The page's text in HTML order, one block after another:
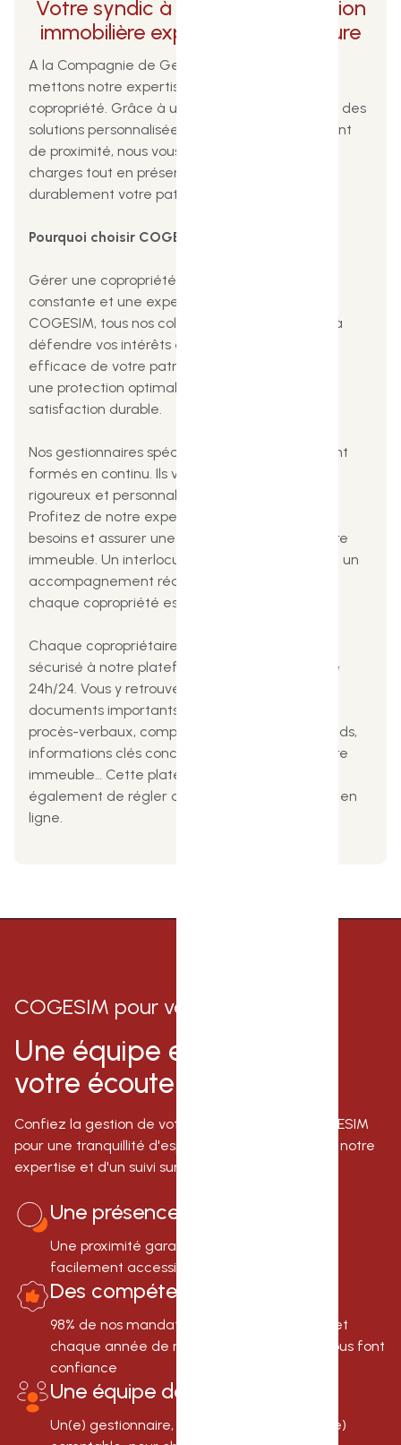
Votre syndic à Biarritz : une gestion
immobilière experte et sur-mesure
A la Compagnie de Gestion Immobilière, nous
mettons notre expertise au service de votre
copropriété. Grâce à une gestion transparente, des
solutions personnalisées et un accompagnement
de proximité, nous vous aidons à maîtriser vos
charges tout en préservant et valorisant
durablement votre patrimoine immobilier.
Pourquoi choisir COGESIM ?
Gérer une copropriété exige une attention
constante et une expertise pointue. Chez
COGESIM, tous nos collaborateurs s'engagent à
défendre vos intérêts et à assurer une gestion
efficace de votre patrimoine,
une protection optimale de vos droits et une
satisfaction durable.
Nos gestionnaires spécialisés en copropriété sont
formés en continu. Ils vous apporteront un suivi
rigoureux et personnalisé.
Profitez de notre expertise pour anticiper vos
besoins et assurer une gestion optimale de votre
immeuble. Un interlocuteur dédié vous garantit un
accompagnement réactif et sur-mesure, car
chaque copropriété est unique.
Chaque copropriétaire bénéficie d'un accès
sécurisé à notre plateforme en ligne, disponible
24h/24. Vous y retrouverez l'ensemble des
documents importants de votre copropriété :
procès-verbaux, comptes-rendus, appel de fonds,
informations clés concernant la gestion de votre
immeuble… Cette plateforme vous permet
également de régler directement vos charges en
ligne.
COGESIM pour votre syndic
Une équipe efficace et à
votre écoute !
Confiez la gestion de votre copropriété à la COGESIM
pour une tranquillité d'esprit garantie. Profitez de notre
expertise et d'un suivi sur-mesure.
Une présence locale
Une proximité garantie grâce à son agence
facilement accessible à Biarritz
Des compétences reconnues
98% de nos mandats de syndic renouvelés, et
chaque année de nouvelles copropriétés nous font
confiance
Une équipe dédiée
Un(e) gestionnaire, un(e) assistant(e) et un(e)